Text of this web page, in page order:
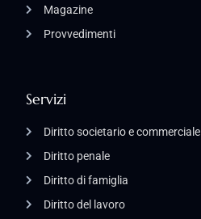
Servizi
Diritto societario e commerciale
Diritto penale
Diritto di famiglia
Diritto del lavoro
Magazine
Provvedimenti